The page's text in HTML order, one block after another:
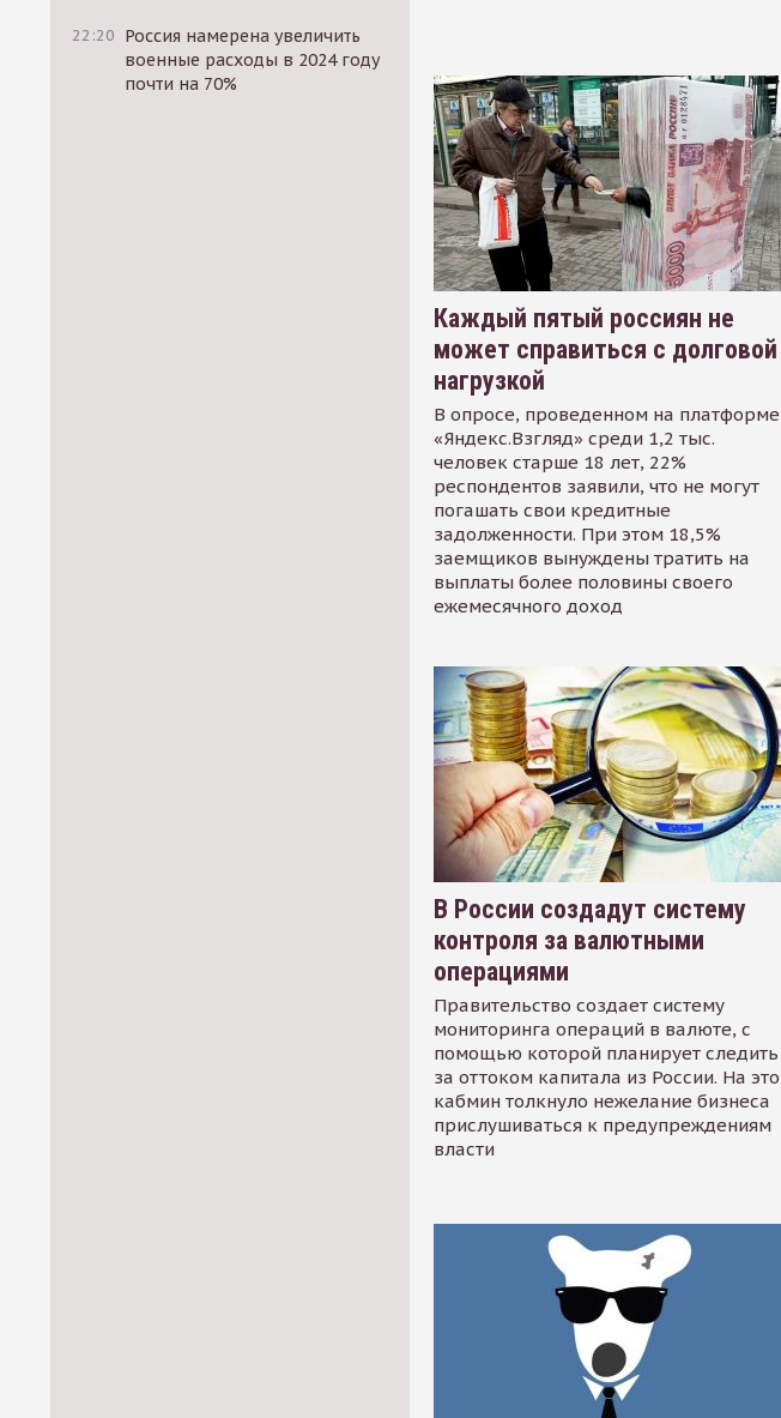
22:20 Россия намерена увеличить
военные расходы в 2024 году
почти на 70%
Каждый пятый россиян не
может справиться с долговой
нагрузкой
В опросе, проведенном на платформе
«Яндекс.Взгляд» среди 1,2 тыс.
человек старше 18 лет, 22%
респондентов заявили, что не могут
погашать свои кредитные
задолженности. При этом 18,5%
заемщиков вынуждены тратить на
выплаты более половины своего
ежемесячного доход
В России создадут систему
контроля за валютными
операциями
Правительство создает систему
мониторинга операций в валюте, с
помощью которой планирует следить
за оттоком капитала из России. На это
кабмин толкнуло нежелание бизнеса
прислушиваться к предупреждениям
власти